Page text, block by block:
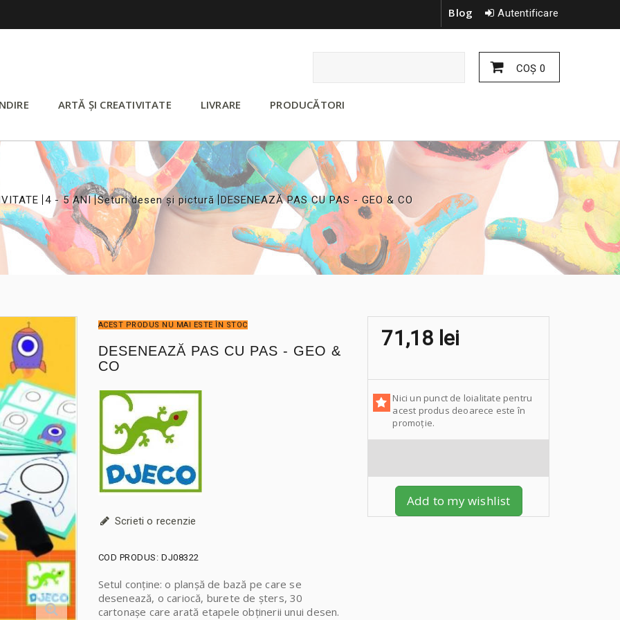
Autentificare
Blog
COŞ 0
ARTĂ ȘI CREATIVITATE LIVRARE PRODUCĂTORI
4 - 5 ANI
>
Seturi desen și pictură
>
DESENEAZĂ PAS CU PAS - GEO & CO
ACEST PRODUS NU MAI ESTE ÎN STOC
DESENEAZĂ PAS CU PAS - GEO &
CO
Scrieti o recenzie
COD PRODUS: DJ08322
Setul conține: o planșă de bază pe care se
desenează, o cariocă, burete de şters, 30
cartonașe care arată etapele obținerii unui desen.
71,18 lei
Nici un punct de loialitate pentru
acest produs deoarece este în
promoție.
Add to my wishlist